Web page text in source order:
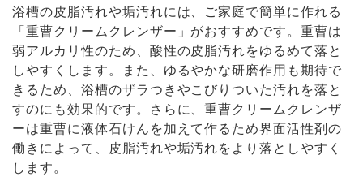
浴槽の皮脂汚れや垢汚れには、ご家庭で簡単に作れる
「重曹クリームクレンザー」がおすすめです。重曹は
弱アルカリ性のため、酸性の皮脂汚れをゆるめて落と
しやすくします。また、ゆるやかな研磨作用も期待で
きるため、浴槽のザラつきやこびりついた汚れを落と
すのにも効果的です。さらに、重曹クリームクレンザ
ーは重曹に液体石けんを加えて作るため界面活性剤の
働きによって、皮脂汚れや垢汚れをより落としやすく
します。